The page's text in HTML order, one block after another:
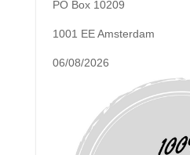
PO Box 10209
1001 EE Amsterdam
06/08/2026